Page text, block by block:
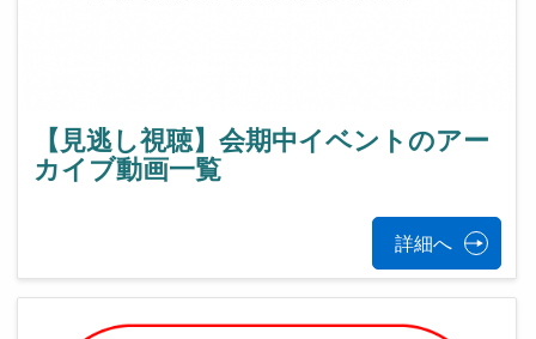
【見逃し視聴】会期中イベントのアー
カイブ動画一覧
詳細へ